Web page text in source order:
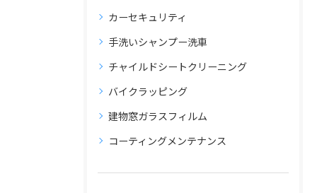
カーセキュリティ
手洗いシャンプー洗車
チャイルドシートクリーニング
バイクラッピング
建物窓ガラスフィルム
コーティングメンテナンス